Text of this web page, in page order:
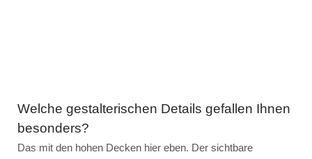
Welche gestalterischen Details gefallen Ihnen
besonders?
Das mit den hohen Decken hier eben. Der sichtbare